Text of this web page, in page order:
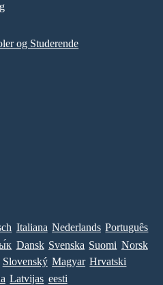
og Studerende
Italiana Nederlands Português
Dansk Svenska Suomi Norsk
Slovenský Magyar Hrvatski
Latvijas eesti